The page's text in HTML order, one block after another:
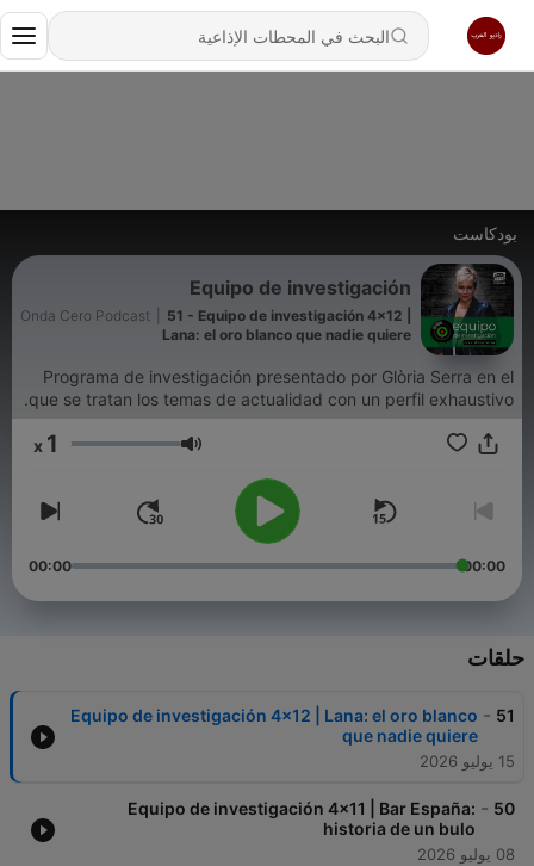
بودكاست
Equipo de investigación
Onda Cero Podcast
51 - Equipo de investigación 4x12 |
Lana: el oro blanco que nadie quiere
Programa de investigación presentado por Glòria Serra en el
que se tratan los temas de actualidad con un perfil exhaustivo.
مستوى الصوت 1
00:00
00:00
حلقات
51
-
Equipo de investigación 4x12 | Lana: el oro blanco
que nadie quiere
15 يوليو 2026
50
-
Equipo de investigación 4x11 | Bar España:
historia de un bulo
08 يوليو 2026